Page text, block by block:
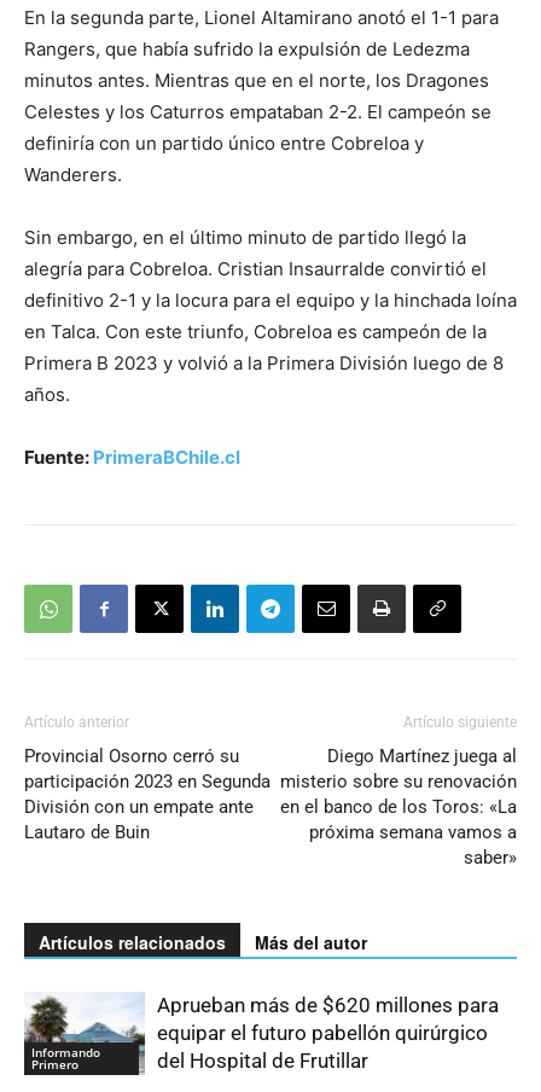
En la segunda parte, Lionel Altamirano anotó el 1-1 para
Rangers, que había sufrido la expulsión de Ledezma
minutos antes. Mientras que en el norte, los Dragones
Celestes y los Caturros empataban 2-2. El campeón se
definiría con un partido único entre Cobreloa y
Wanderers.
Sin embargo, en el último minuto de partido llegó la
alegría para Cobreloa. Cristian Insaurralde convirtió el
definitivo 2-1 y la locura para el equipo y la hinchada loína
en Talca. Con este triunfo, Cobreloa es campeón de la
Primera B 2023 y volvió a la Primera División luego de 8
años.
Fuente: PrimeraBChile.cl
Artículo anterior
Provincial Osorno cerró su
participación 2023 en Segunda
División con un empate ante
Lautaro de Buin
Artículo siguiente
Diego Martínez juega al
misterio sobre su renovación
en el banco de los Toros: «La
próxima semana vamos a
saber»
Artículos relacionados Más del autor
Informando
Primero
Aprueban más de $620 millones para
equipar el futuro pabellón quirúrgico
del Hospital de Frutillar